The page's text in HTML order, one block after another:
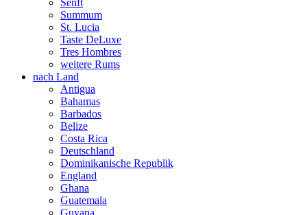
Senft
Summum
St. Lucia
Taste DeLuxe
Tres Hombres
weitere Rums
nach Land
Antigua
Bahamas
Barbados
Belize
Costa Rica
Deutschland
Dominikanische Republik
England
Ghana
Guatemala
Guyana